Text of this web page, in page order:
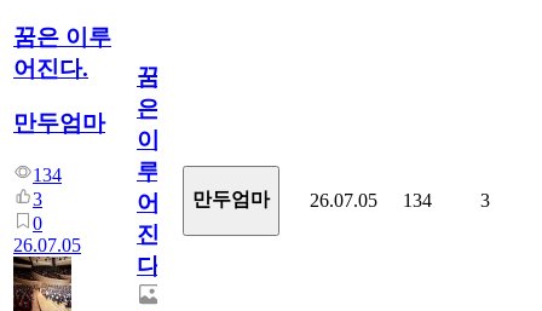
꿈은 이루
어진다.
만두엄마
134
3
0
26.07.05
꿈
은
이
루
어
진
다.
만두엄마 26.07.05 134 3